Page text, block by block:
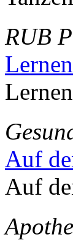
RUB
Auf
Auf